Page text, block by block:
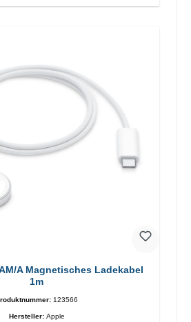
A Magnetisches Ladekabel
1m
123566
Hersteller: Apple